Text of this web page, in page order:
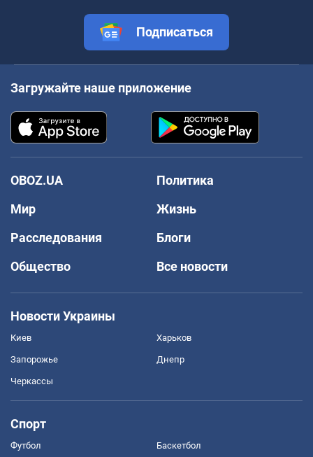
Подписаться
Загружайте наше приложение
OBOZ.UA
Политика
Мир
Жизнь
Расследования
Блоги
Общество
Все новости
Новости Украины
Киев Харьков
Запорожье Днепр
Черкассы
Спорт
Футбол Баскетбол